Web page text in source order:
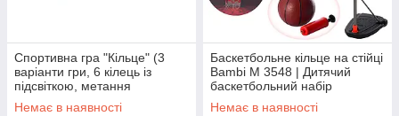
Спортивна гра "Кільце" (3
варіанти гри, 6 кілець із
підсвіткою, метання
мішечків) ZG 270-543
Немає в наявності
Баскетбольне кільце на стійці
Bambi M 3548 | Дитячий
баскетбольний набір
Немає в наявності